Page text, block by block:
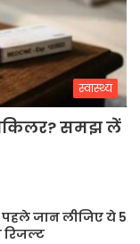
स्वास्थ्य
समझ लें
जान लीजिए ये 5
रिजल्ट